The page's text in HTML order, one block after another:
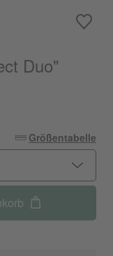
Duo"
Größentabelle